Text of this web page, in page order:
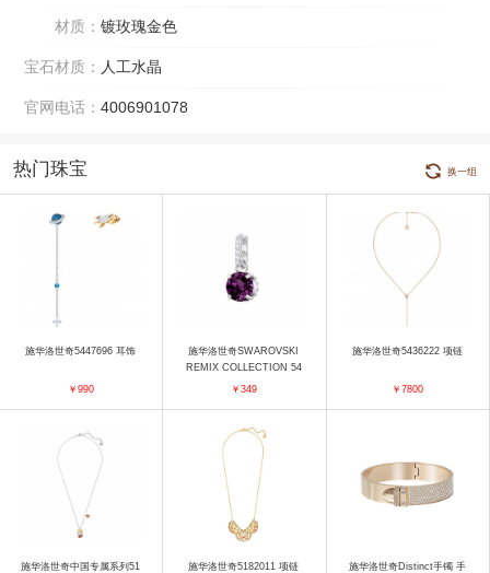
材质： 镀玫瑰金色
宝石材质： 人工水晶
官网电话： 4006901078
热门珠宝 换一组
施华洛世奇5447696 耳饰
￥990
施华洛世奇SWAROVSKI
REMIX COLLECTION 54
37323 吊坠
￥349
施华洛世奇5436222 项链
￥7800
施华洛世奇中国专属系列51 施华洛世奇5182011 项链 施华洛世奇Distinct手镯 手